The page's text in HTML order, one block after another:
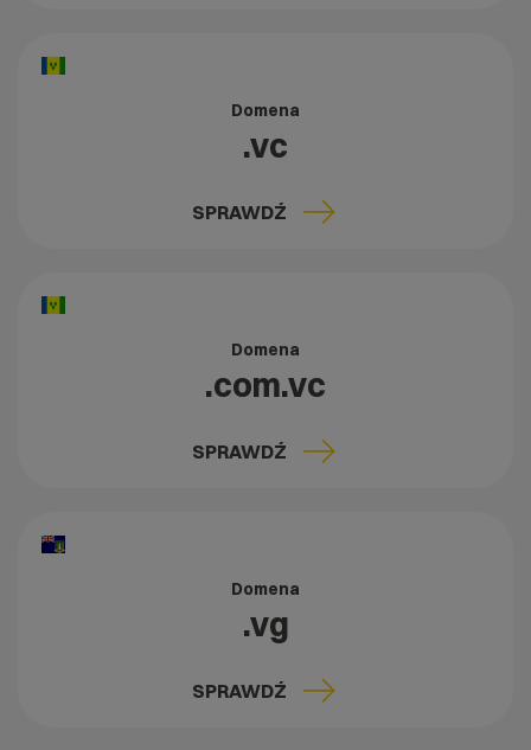
Domena
.vc
SPRAWDŹ
Domena
.com.vc
SPRAWDŹ
Domena
.vg
SPRAWDŹ